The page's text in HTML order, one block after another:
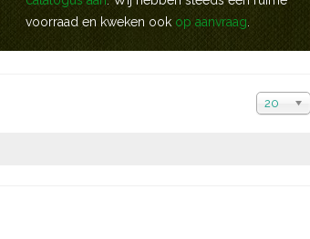
voorraad en kweken ook op aanvraag
20